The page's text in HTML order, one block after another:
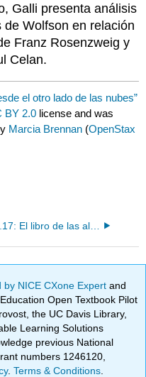
Galli presenta análisis
Wolfson en relación
Franz Rosenzweig y
Celan.
el otro lado de las nubes”
BY 2.0 license and was
Marcia Brennan (OpenStax
1.17: El libro de las alas- Skytree
by NICE CXone Expertand
Open Textbook Pilot
the UC Davis Library,
Learning Solutions
previous National
numbers 1246120,
.Terms & Conditions